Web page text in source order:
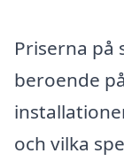
Priserna på
beroende
och vilka